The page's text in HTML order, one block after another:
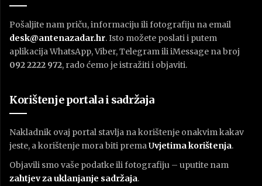
Pošaljite nam priču, informaciju ili fotografiju na email
desk@antenazadar.hr. Isto možete poslati i putem
aplikacija WhatsApp, Viber, Telegram ili iMessage na broj
092 2222 972, rado ćemo je istražiti i objaviti.
Korištenje portala i sadržaja
Nakladnik ovaj portal stavlja na korištenje onakvim kakav
jeste, a korištenje mora biti premaUvjetima korištenja.
Objavili smo vaše podatke ili fotografiju – uputite nam
zahtjev za uklanjanje sadržaja.